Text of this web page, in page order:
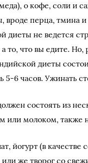
о кофе, соли и
вроде перца, тмина
диеты не ведется
то, что вы едите.
диеты
5-6 часов. Ужинать
состоять из
или молоком, также
йогурт (в
же творог со